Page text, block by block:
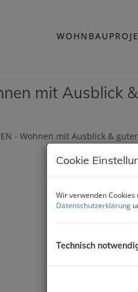
mit Ausblick
Cookie
Wir verwenden
Datenschutzerklärung
Technisch